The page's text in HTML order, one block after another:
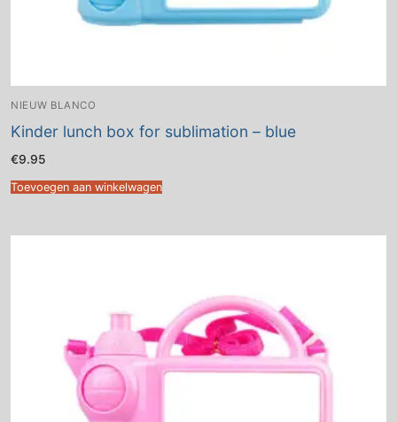
NIEUW BLANCO
Kinder lunch box for sublimation – blue
€9.95
Toevoegen aan winkelwagen